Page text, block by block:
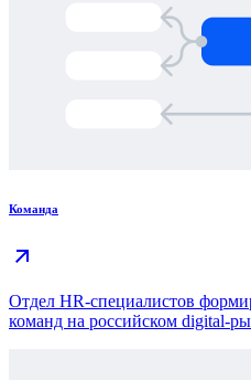
Команда
Отдел HR-специалистов
команд на российском digital-